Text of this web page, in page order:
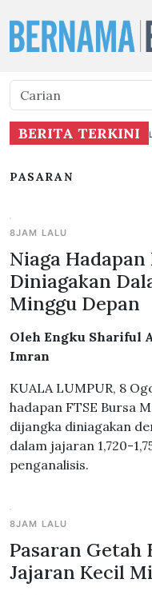
BERITA TERKINI
kemiskinan
PASARAN
8JAM LALU
Niaga
Diniagakan
Minggu Depan
Oleh Engku Shariful
Imran
KUALA LUMPUR, 8
hadapan FTSE Bursa
dijangka diniagakan
dalam jajaran 1,720-
penganalisis.
8JAM LALU
Pasaran Getah
Jajaran Kecil